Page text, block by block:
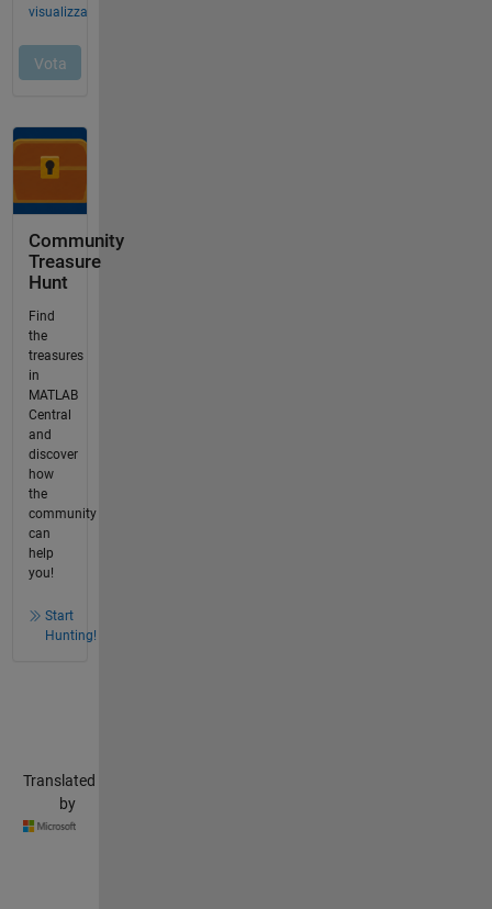
Community
Treasure
Hunt
Find
the
treasures
in
MATLAB
Central
and
discover
how
the
community
can
help
you!
Start
Hunting!
Translated
by